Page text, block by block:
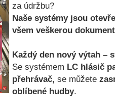
za údržbu?
Naše systémy jsou
všem veškerou
Každý den nový výtah –
Se systémem LC hlásič
přehrávač, se můžete
oblíbené hudby.